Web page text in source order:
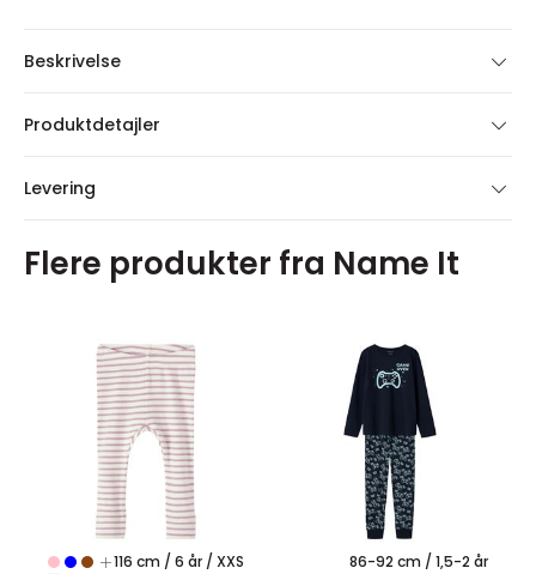
Beskrivelse
Produktdetajler
Levering
Flere produkter fra Name It
116 cm / 6 år / XXS 86-92 cm / 1,5-2 år